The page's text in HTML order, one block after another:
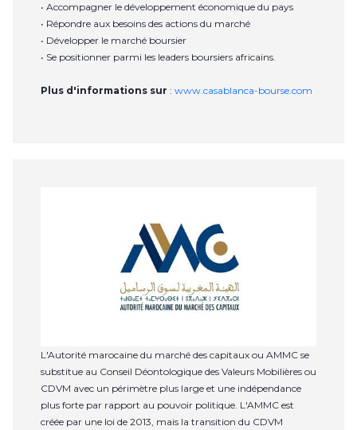
• Accompagner le développement économique du pays
• Répondre aux besoins des actions du marché
• Développer le marché boursier
• Se positionner parmi les leaders boursiers africains.
Plus d'informations sur : www.casablanca-bourse.com
L'Autorité marocaine du marché des capitaux ou AMMC se
substitue au Conseil Déontologique des Valeurs Mobilières ou
CDVM avec un périmètre plus large et une indépendance
plus forte par rapport au pouvoir politique. L'AMMC est
créée par une loi de 2013, mais la transition du CDVM